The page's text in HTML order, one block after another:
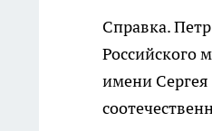
Справка.
Российского
имени Сергея